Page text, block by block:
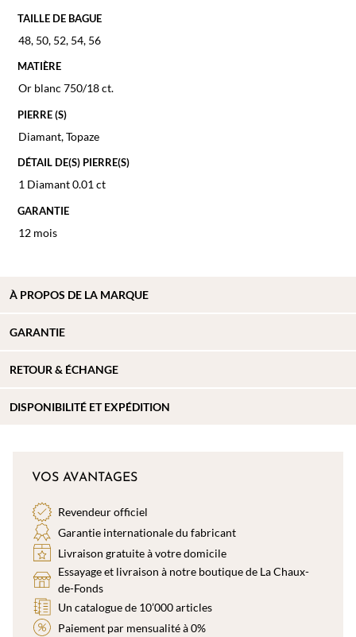
TAILLE DE BAGUE
48, 50, 52, 54, 56
MATIÈRE
Or blanc 750/18 ct.
PIERRE (S)
Diamant,Topaze
DÉTAIL DE(S) PIERRE(S)
1 Diamant 0.01 ct
GARANTIE
12 mois
À PROPOS DE LA MARQUE
GARANTIE
RETOUR & ÉCHANGE
DISPONIBILITÉ ET EXPÉDITION
VOS AVANTAGES
Revendeur officiel
Garantie internationale du fabricant
Livraison gratuite à votre domicile
Essayage et livraison à notre boutique de La Chaux-
de-Fonds
Un catalogue de 10’000 articles
Paiement par mensualité à 0%